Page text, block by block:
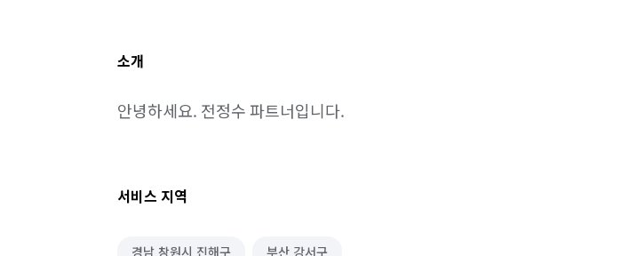
소개
안녕하세요. 전정수 파트너입니다.
서비스 지역
경남 창원시 진해구 부산 강서구